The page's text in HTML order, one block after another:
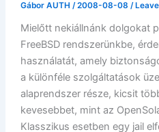
Gábor AUTH /2008-08-08 /
Mielőtt nekiállnánk dolgokat
FreeBSD rendszerünkbe,
használatát, amely
a különféle szolgáltatások
alaprendszer része, kicsit
kevesebbet, mint az
Klasszikus esetben egy jail